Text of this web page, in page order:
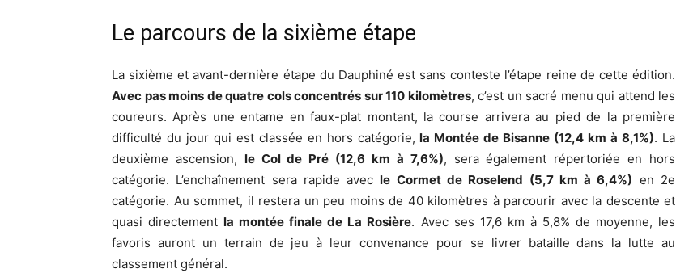
Le parcours de la sixième étape
La sixième et avant-dernière étape du Dauphiné est sans conteste l’étape reine de cette édition.
Avec pas moins de quatre cols concentrés sur 110 kilomètres, c’est un sacré menu qui attend les
coureurs. Après une entame en faux-plat montant, la course arrivera au pied de la première
difficulté du jour qui est classée en hors catégorie,la Montée de Bisanne (12,4 km à 8,1%). La
deuxième ascension, le Col de Pré (12,6 km à 7,6%), sera également répertoriée en hors
catégorie. L’enchaînement sera rapide avecle Cormet de Roselend (5,7 km à 6,4%) en 2e
catégorie. Au sommet, il restera un peu moins de 40 kilomètres à parcourir avec la descente et
quasi directementla montée finale de La Rosière. Avec ses 17,6 km à 5,8% de moyenne, les
favoris auront un terrain de jeu à leur convenance pour se livrer bataille dans la lutte au
classement général.